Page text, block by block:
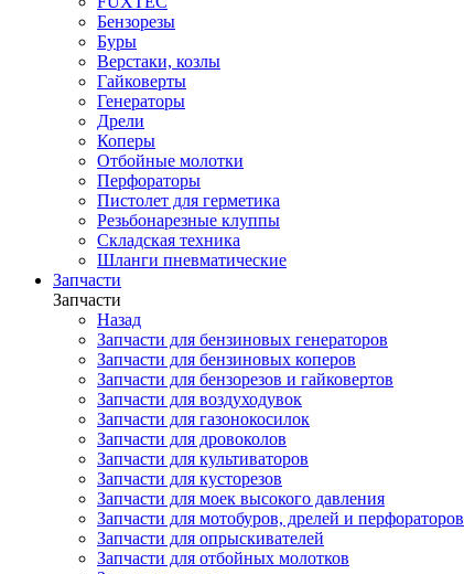
Бензорезы
Буры
Верстаки, козлы
Гайковерты
Генераторы
Дрели
Коперы
Отбойные молотки
Перфораторы
Пистолет для герметика
Резьбонарезные клуппы
Складская техника
Шланги пневматические
Запчасти
Запчасти
Назад
Запчасти для бензиновых генераторов
Запчасти для бензиновых коперов
Запчасти для бензорезов и гайковертов
Запчасти для воздуходувок
Запчасти для газонокосилок
Запчасти для дровоколов
Запчасти для культиваторов
Запчасти для кусторезов
Запчасти для моек высокого давления
Запчасти для мотобуров, дрелей и перфораторов
Запчасти для опрыскивателей
Запчасти для отбойных молотков